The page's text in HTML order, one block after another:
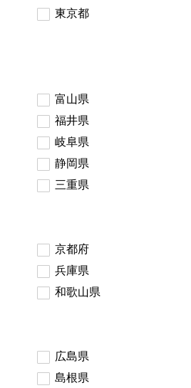
東京都
富山県
福井県
岐阜県
静岡県
三重県
京都府
兵庫県
和歌山県
広島県
島根県